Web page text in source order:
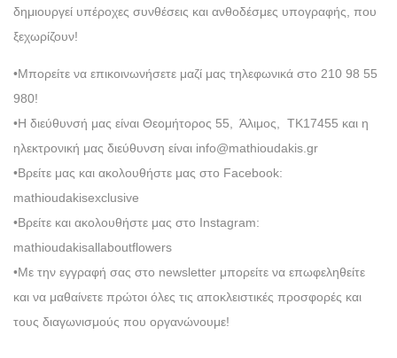
δημιουργεί υπέροχες συνθέσεις και ανθοδέσμες υπογραφής, που
ξεχωρίζουν!
•Μπορείτε να επικοινωνήσετε μαζί μας τηλεφωνικά στο 210 98 55
980!
•Η διεύθυνσή μας είναι Θεομήτορος 55, Άλιμος, ΤΚ17455 και η
ηλεκτρονική μας διεύθυνση είναι info@mathioudakis.gr
•Βρείτε μας και ακολουθήστε μας στο Facebook:
mathioudakisexclusive
•Βρείτε και ακολουθήστε μας στο Instagram:
mathioudakisallaboutflowers
•Με την εγγραφή σας στο newsletter μπορείτε να επωφεληθείτε
και να μαθαίνετε πρώτοι όλες τις αποκλειστικές προσφορές και
τους διαγωνισμούς που οργανώνουμε!